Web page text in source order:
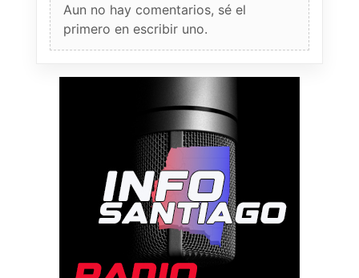
Aun no hay comentarios, sé el
primero en escribir uno.